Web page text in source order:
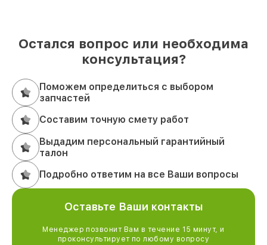
Остался вопрос или необходима
консультация?
Поможем определиться с выбором
запчастей
Составим точную смету работ
Выдадим персональный гарантийный
талон
Подробно ответим на все Ваши вопросы
Оставьте Ваши контакты
Менеджер позвонит Вам в течение 15 минут, и
проконсультирует по любому вопросу